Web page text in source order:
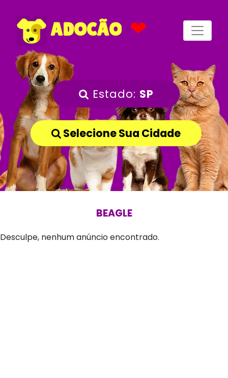
ADOCÃO ❤
Estado: SP
Selecione Sua Cidade
BEAGLE
Desculpe, nenhum anúncio encontrado.